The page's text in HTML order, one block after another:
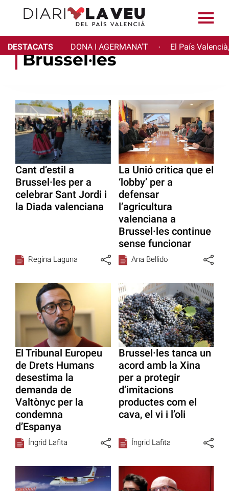
DESTACATS DONA I AGERMANA'T · El País
Brussel·les
Cant d’estil a
Brussel·les per a
celebrar Sant Jordi i
la Diada valenciana
Regina Laguna
La Unió critica que el
‘lobby’ per a
defensar
l’agricultura
valenciana a
Brussel·les continue
sense funcionar
Ana Bellido
El Tribunal Europeu
de Drets Humans
desestima la
demanda de
Valtònyc per la
condemna
d’Espanya
Íngrid Lafita
Brussel·les tanca un
acord amb la Xina
per a protegir
d’imitacions
productes com el
cava, el vi i l’oli
Íngrid Lafita